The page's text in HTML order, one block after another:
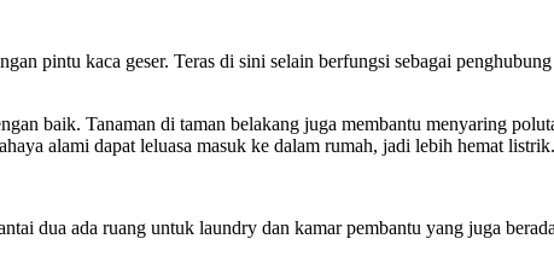
pintu kaca geser. Teras di sini selain berfungsi sebagai
baik. Tanaman di taman belakang juga membantu menyaring
alami dapat leluasa masuk ke dalam rumah, jadi lebih hemat listrik.
dua ada ruang untuk laundry dan kamar pembantu yang juga